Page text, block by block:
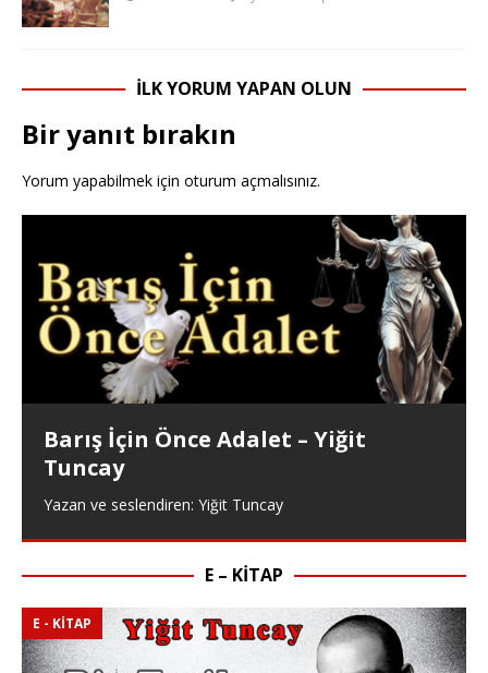
İLK YORUM YAPAN OLUN
Bir yanıt bırakın
Yorum yapabilmek için oturum açmalısınız.
Barış İçin Önce Adalet – Yiğit
Tuncay
Yazan ve seslendiren: Yiğit Tuncay
E – KITAP
E - KITAP